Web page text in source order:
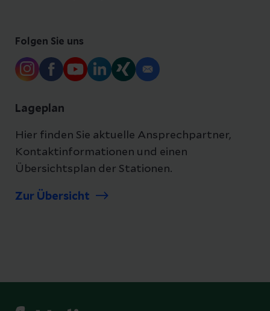
Folgen Sie uns
Lageplan
Hier finden Sie aktuelle Ansprechpartner,
Kontaktinformationen und einen
Übersichtsplan der Stationen.
Zur Übersicht